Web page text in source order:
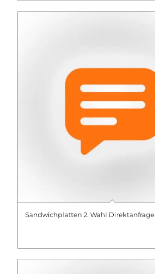
Sandwichplatten 2. Wahl Direktanfrage